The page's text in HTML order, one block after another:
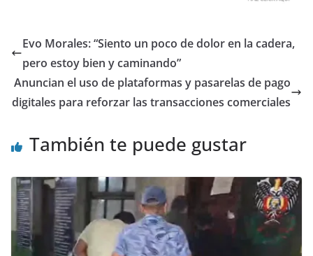
Evo Morales: “Siento un poco de dolor en la cadera,
pero estoy bien y caminando”
Anuncian el uso de plataformas y pasarelas de pago
digitales para reforzar las transacciones comerciales
También te puede gustar